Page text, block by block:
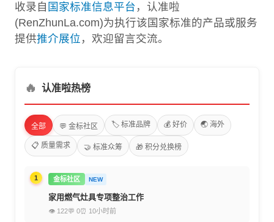
收录自 国家标准信息平台 ，认准啦
(RenZhunLa.com)为执行该国家标准的产品或服务
提供推介展位 ，欢迎留言交流。
🔥 认准啦热榜
全部 💬 金标社区 🏷️ 标准品牌 💰 好价 🌏 海外
📋 质量需求 🤝 标准众筹 🎁 积分兑换榜
1 金标社区 NEW
家用燃气灶具专项整治工作
👁 122💬 0⏰ 10小时前